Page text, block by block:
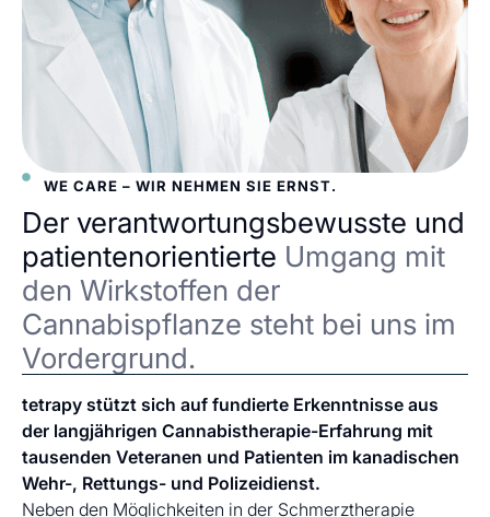
WE CARE – WIR NEHMEN SIE ERNST.
Der verantwortungsbewusste und
patientenorientierte Umgang mit
den Wirkstoffen der
Cannabispflanze steht bei uns im
Vordergrund.
tetrapy stützt sich auf fundierte Erkenntnisse aus
der langjährigen Cannabistherapie-Erfahrung mit
tausenden Veteranen und Patienten im kanadischen
Wehr-, Rettungs- und Polizeidienst.
Neben den Möglichkeiten in der Schmerztherapie